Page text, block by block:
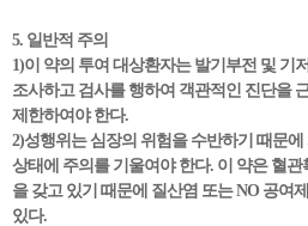
5. 일반적 주의
1)이 약의 투여 대상환자는 발기부전 및 기
조사하고 검사를 행하여 객관적인 진단을
제한하여야 한다.
2)성행위는 심장의 위험을 수반하기 때문
상태에 주의를 기울여야 한다. 이 약은 혈
을 갖고 있기 때문에 질산염 또는 NO 공여
있다.